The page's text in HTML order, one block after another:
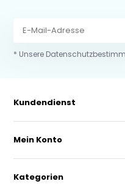
* Unsere
Kundendienst
Mein Konto
Kategorien